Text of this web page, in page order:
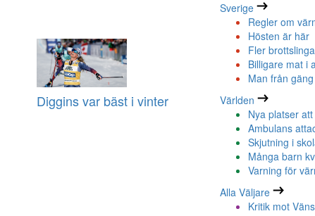
Diggins var bäst i vinter
Sverige
Regler om
Hösten är här
Fler
Billigare mat i
Man från
Världen
Nya platser
Ambulans
Skjutning i
Många barn
Varning för
Alla Väljare
Kritik mot